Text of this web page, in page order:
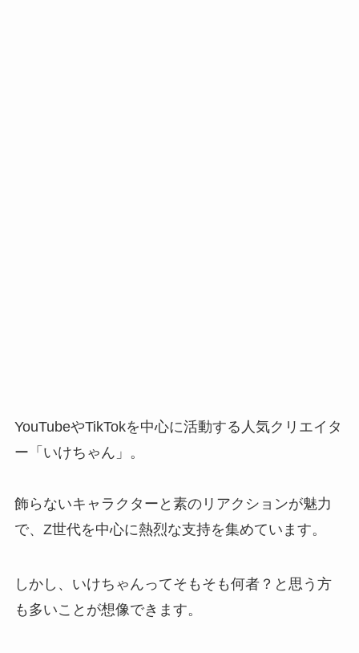
YouTubeやTikTokを中心に活動する人気クリエイタ
ー「いけちゃん」。
飾らないキャラクターと素のリアクションが魅力
で、Z世代を中心に熱烈な支持を集めています。
しかし、いけちゃんってそもそも何者？と思う方
も多いことが想像できます。